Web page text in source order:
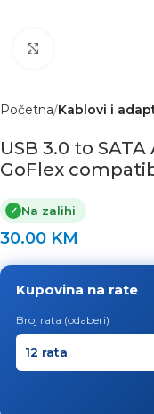
Početna Kablovi i
USB 3.0 to SATA
GoFlex
✓ Na zalihi
30.00 KM
Kupovina na rate
Broj rata (odaberi)